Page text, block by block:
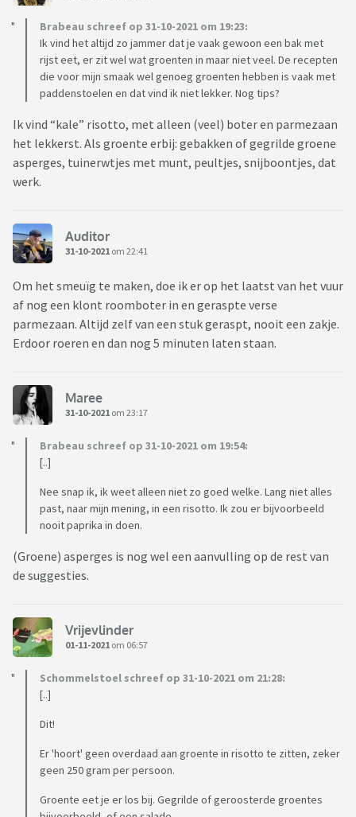
Brabeau schreef op 31-10-2021 om 19:23:
Ik vind het altijd zo jammer dat je vaak gewoon een bak met
rijst eet, er zit wel wat groenten in maar niet veel. De recepten
die voor mijn smaak wel genoeg groenten hebben is vaak met
paddenstoelen en dat vind ik niet lekker. Nog tips?
Ik vind “kale” risotto, met alleen (veel) boter en parmezaan
het lekkerst. Als groente erbij: gebakken of gegrilde groene
asperges, tuinerwtjes met munt, peultjes, snijboontjes, dat
werk.
Auditor
31-10-2021 om 22:41
Om het smeuïg te maken, doe ik er op het laatst van het vuur
af nog een klont roomboter in en geraspte verse
parmezaan. Altijd zelf van een stuk geraspt, nooit een zakje.
Erdoor roeren en dan nog 5 minuten laten staan.
Maree
31-10-2021 om 23:17
Brabeau schreef op 31-10-2021 om 19:54:
[..]
Nee snap ik, ik weet alleen niet zo goed welke. Lang niet alles
past, naar mijn mening, in een risotto. Ik zou er bijvoorbeeld
nooit paprika in doen.
(Groene) asperges is nog wel een aanvulling op de rest van
de suggesties.
Vrijevlinder
01-11-2021 om 06:57
Schommelstoel schreef op 31-10-2021 om 21:28:
[..]
Dit!
Er 'hoort' geen overdaad aan groente in risotto te zitten, zeker
geen 250 gram per persoon.
Groente eet je er los bij. Gegrilde of geroosterde groentes